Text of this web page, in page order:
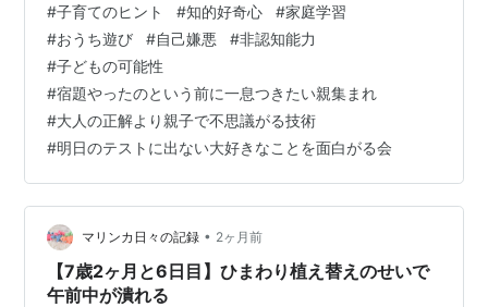
んで？」は、 まさに知的好奇心の火が まぶしく燃えてい
る証拠。 けれど、 大人になるにつれて 「正解」や「点
数」 ばかりを求められるようになると、 その火は少しず
つ 弱まってしまうことがあります。 この部屋では、 覚
えさせることよりも、 子ども自身が「知りたい！」と 目
を輝か…
#子育てのヒント #知的好奇心 #家庭学習
#おうち遊び #自己嫌悪 #非認知能力
#子どもの可能性
#宿題やったのという前に一息つきたい親集まれ
#大人の正解より親子で不思議がる技術
#明日のテストに出ない大好きなことを面白がる会
マリンカ日々の記録 • 2ヶ月前
【7歳2ヶ月と6日目】ひまわり植え替えのせいで
午前中が潰れる